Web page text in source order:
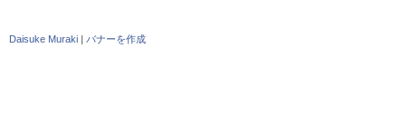
Daisuke Muraki | バナーを作成